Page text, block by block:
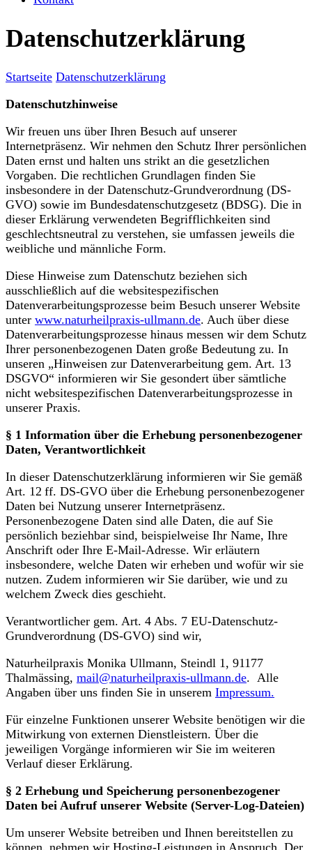
Datenschutzerklärung
Startseite Datenschutzerklärung
Datenschutzhinweise
Wir freuen uns über Ihren Besuch auf unserer
Internetpräsenz. Wir nehmen den Schutz Ihrer persönlichen
Daten ernst und halten uns strikt an die gesetzlichen
Vorgaben. Die rechtlichen Grundlagen finden Sie
insbesondere in der Datenschutz-Grundverordnung (DS-
GVO) sowie im Bundesdatenschutzgesetz (BDSG). Die in
dieser Erklärung verwendeten Begrifflichkeiten sind
geschlechtsneutral zu verstehen, sie umfassen jeweils die
weibliche und männliche Form.
Diese Hinweise zum Datenschutz beziehen sich
ausschließlich auf die websitespezifischen
Datenverarbeitungsprozesse beim Besuch unserer Website
unter www.naturheilpraxis-ullmann.de. Auch über diese
Datenverarbeitungsprozesse hinaus messen wir dem Schutz
Ihrer personenbezogenen Daten große Bedeutung zu. In
unseren „Hinweisen zur Datenverarbeitung gem. Art. 13
DSGVO“ informieren wir Sie gesondert über sämtliche
nicht websitespezifischen Datenverarbeitungsprozesse in
unserer Praxis.
§ 1 Information über die Erhebung personenbezogener
Daten, Verantwortlichkeit
In dieser Datenschutzerklärung informieren wir Sie gemäß
Art. 12 ff. DS-GVO über die Erhebung personenbezogener
Daten bei Nutzung unserer Internetpräsenz.
Personenbezogene Daten sind alle Daten, die auf Sie
persönlich beziehbar sind, beispielweise Ihr Name, Ihre
Anschrift oder Ihre E-Mail-Adresse. Wir erläutern
insbesondere, welche Daten wir erheben und wofür wir sie
nutzen. Zudem informieren wir Sie darüber, wie und zu
welchem Zweck dies geschieht.
Verantwortlicher gem. Art. 4 Abs. 7 EU-Datenschutz-
Grundverordnung (DS-GVO) sind wir,
Naturheilpraxis Monika Ullmann, Steindl 1, 91177
Thalmässing, mail@naturheilpraxis-ullmann.de. Alle
Angaben über uns finden Sie in unserem Impressum.
Für einzelne Funktionen unserer Website benötigen wir die
Mitwirkung von externen Dienstleistern. Über die
jeweiligen Vorgänge informieren wir Sie im weiteren
Verlauf dieser Erklärung.
§ 2 Erhebung und Speicherung personenbezogener
Daten bei Aufruf unserer Website (Server-Log-Dateien)
Um unserer Website betreiben und Ihnen bereitstellen zu